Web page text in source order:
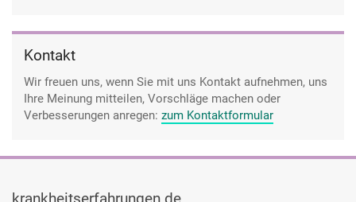
Kontakt
Wir freuen uns, wenn Sie mit uns Kontakt aufnehmen, uns
Ihre Meinung mitteilen, Vorschläge machen oder
Verbesserungen anregen: zum Kontaktformular